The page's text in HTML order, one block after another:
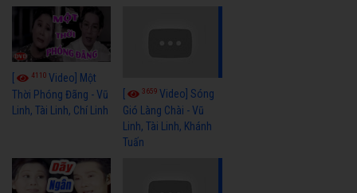
4110 Video] Một
Thời Phóng Đãng - Vũ
Linh, Tài Linh, Chí Linh
3659Video] Sóng
Gió Làng Chài - Vũ
Linh, Tài Linh, Khánh
Tuấn